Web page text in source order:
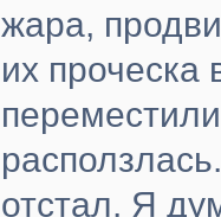
жара,
их проческа
отстал. Я